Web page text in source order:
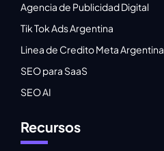
Agencia de Publicidad Digital
Tik Tok Ads Argentina
Linea de Credito Meta Argentina
SEO para SaaS
SEO AI
Recursos